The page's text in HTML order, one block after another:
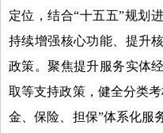
定位，结合“十五五”规划
持续增强核心功能、提升
政策。聚焦提升服务实体
取等支持政策，健全分类
金、保险、担保”体系化服